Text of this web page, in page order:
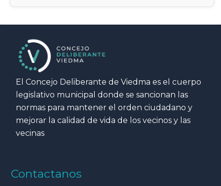
El Concejo Deliberante de Viedma es el cuerpo
legislativo municipal donde se sancionan las
normas para mantener el orden ciudadano y
mejorar la calidad de vida de los vecinos y las
vecinas
Contactanos